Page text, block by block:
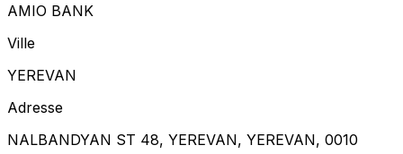
AMIO BANK
Ville
YEREVAN
Adresse
NALBANDYAN ST 48, YEREVAN, YEREVAN, 0010